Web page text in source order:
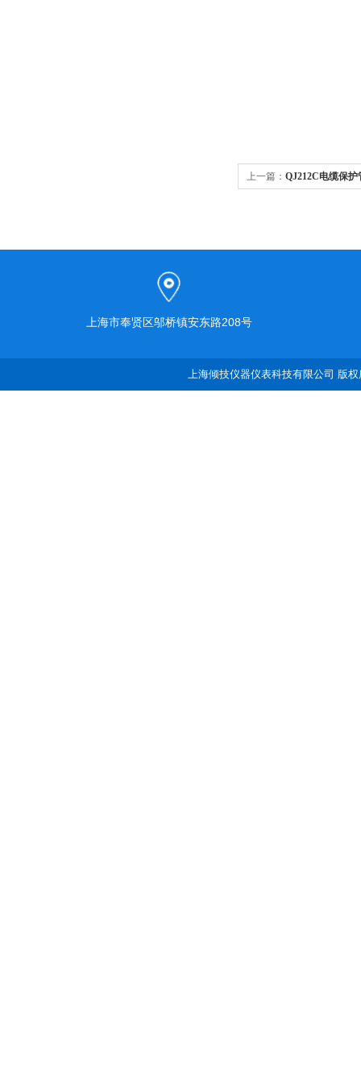
上一篇： QJ212C电缆保
上海市奉贤区邬桥镇安东路208号
上海倾技仪器仪表科技有限公司 版